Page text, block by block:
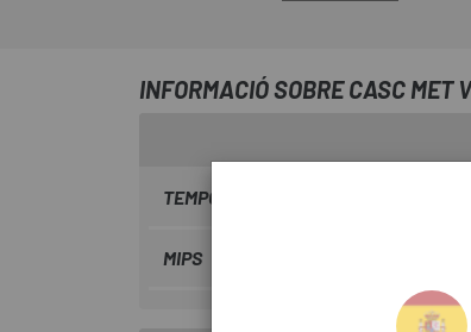
INFORMACIÓ SOBRE CASC MET
TEMPORADA
MIPS